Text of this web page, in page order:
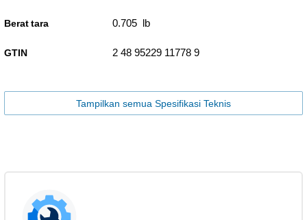
Berat tara 0.705 lb
GTIN 2 48 95229 11778 9
Tampilkan semua Spesifikasi Teknis